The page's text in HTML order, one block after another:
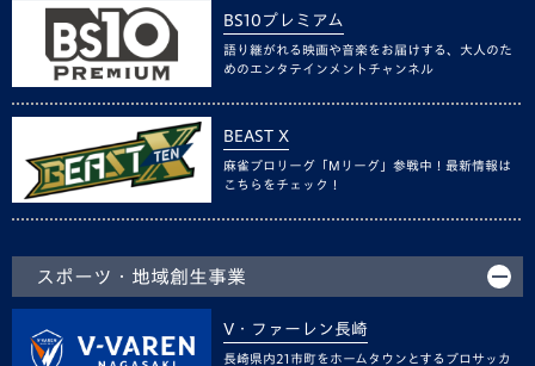
BS10プレミアム
語り継がれる映画や音楽をお届けする、大人のた
めのエンタテインメントチャンネル
BEAST X
麻雀プロリーグ「Mリーグ」参戦中！最新情報は
こちらをチェック！
スポーツ・地域創生事業
V・ファーレン長崎
長崎県内21市町をホームタウンとするプロサッカ